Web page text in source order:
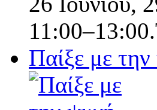
Παίξε με